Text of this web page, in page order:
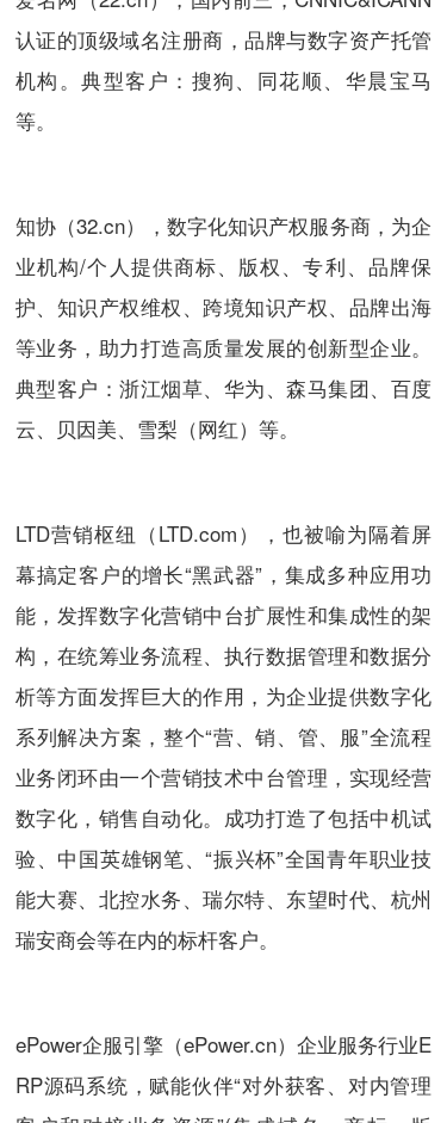
认证的顶级域名注册商，品牌与数字资产托管
机构。典型客户：搜狗、同花顺、华晨宝马
等。
知协（32.cn），数字化知识产权服务商，为企
业机构/个人提供商标、版权、专利、品牌保
护、知识产权维权、跨境知识产权、品牌出海
等业务，助力打造高质量发展的创新型企业。
典型客户：浙江烟草、华为、森马集团、百度
云、贝因美、雪梨（网红）等。
LTD营销枢纽（LTD.com），也被喻为隔着屏
幕搞定客户的增长“黑武器”，集成多种应用功
能，发挥数字化营销中台扩展性和集成性的架
构，在统筹业务流程、执行数据管理和数据分
析等方面发挥巨大的作用，为企业提供数字化
系列解决方案，整个“营、销、管、服”全流程
业务闭环由一个营销技术中台管理，实现经营
数字化，销售自动化。成功打造了包括中机试
验、中国英雄钢笔、“振兴杯”全国青年职业技
能大赛、北控水务、瑞尔特、东望时代、杭州
瑞安商会等在内的标杆客户。
ePower企服引擎（ePower.cn）企业服务行业E
RP源码系统，赋能伙伴“对外获客、对内管理